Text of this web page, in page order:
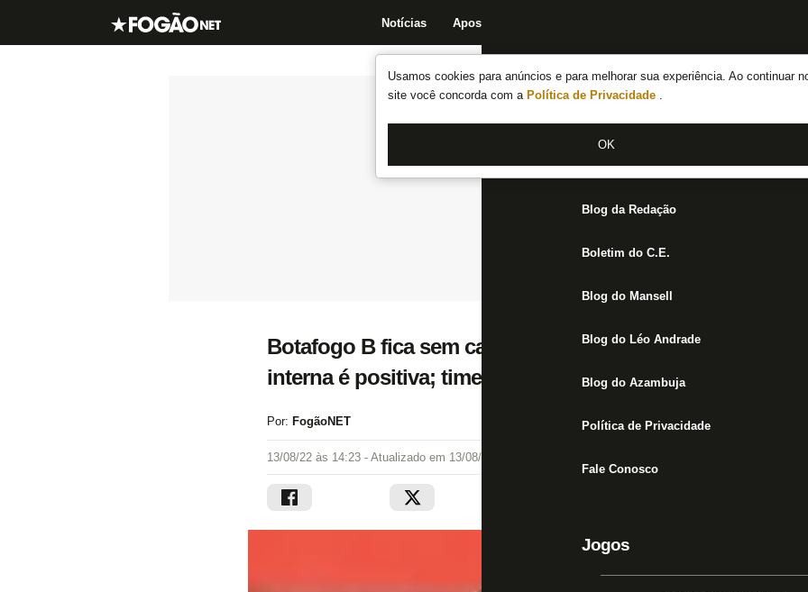
Usamos cookies para anúncios e para melhorar sua experiência. Ao continuar
site você concorda com a Política de Privacidade .
OK
Notícias Apostas
Notícias do Botafogo
Fórum
Jogos
Blog da Redação
Boletim do C.E.
Blog do Mansell
Blog do Léo Andrade
Blog do Azambuja
Política de Privacidade
Fale Conosco
Jogos
Botafogo B fica sem calendário e busca amistosos, mas
interna é positiva; time pode iniciar o Carioca-2023
Por: FogãoNET
13/08/22 às 14:23 - Atualizado em 13/08/22 às 14:23